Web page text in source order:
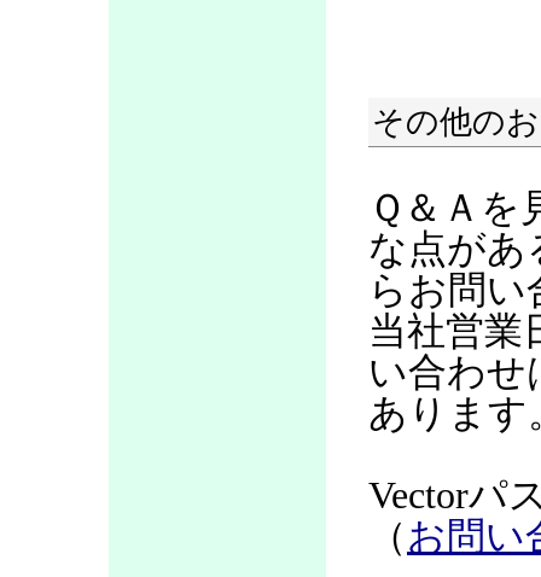
その他の
Ｑ＆Ａを
な点があ
らお問い
当社営業
い合わせ
あります
Vectorパ
（ お問い